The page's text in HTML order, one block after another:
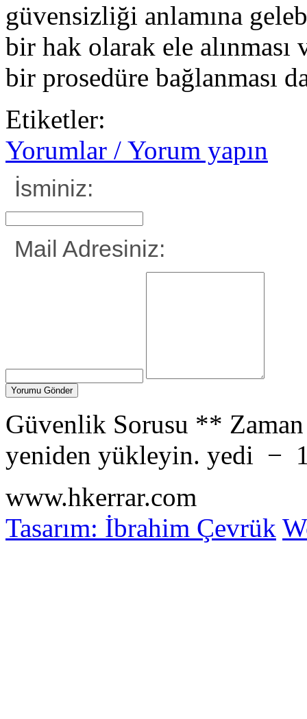
güvensizliği anlamına
bir hak olarak ele
bir prosedüre bağlanması
Etiketler:
Yorumlar / Yorum yapın
İsminiz:
Mail Adresiniz:
Güvenlik Sorusu **
yeniden yükleyin. yedi −
www.hkerrar.com
Tasarım: İbrahim Çevrük